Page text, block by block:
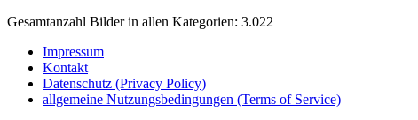
Gesamtanzahl Bilder in allen Kategorien: 3.022
Impressum
Kontakt
Datenschutz (Privacy Policy)
allgemeine Nutzungsbedingungen (Terms of Service)